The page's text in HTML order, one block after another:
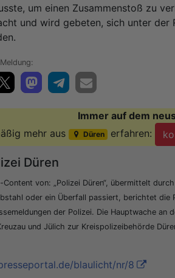
um einen Zusammenstoß zu
und wird gebeten, sich unter
Immer auf dem
mehr aus
Düren erfahren:
Düren
Content von: „Polizei Düren“, übermittelt
oder ein Überfall passiert, berichtet die
der Polizei. Die Hauptwache an
und Jülich zur Kreispolizeibehörde
blaulicht/nr/8